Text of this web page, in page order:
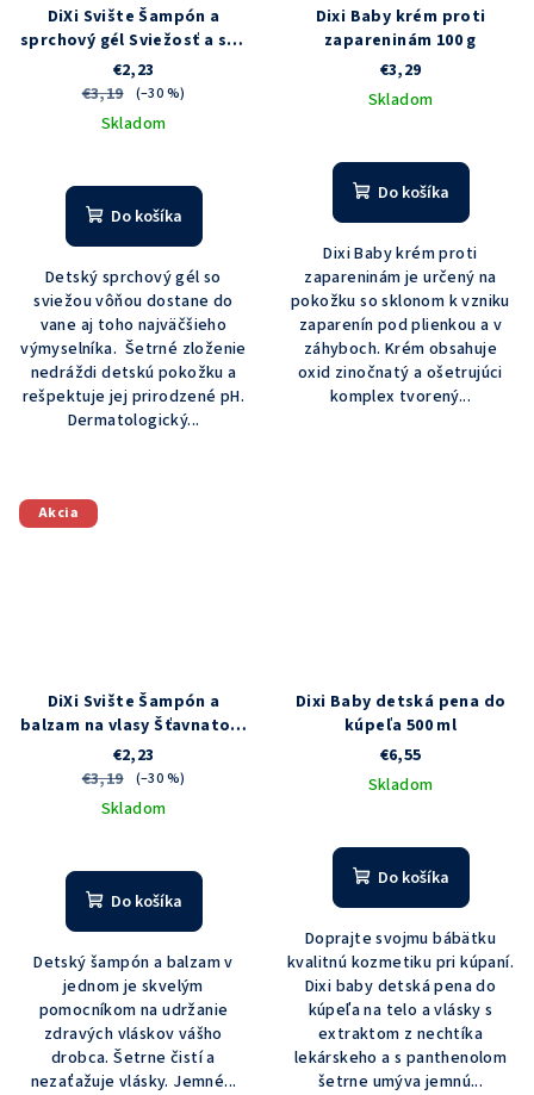
DiXi Svište Šampón a
sprchový gél Sviežosť a sila
hôr 250 ml
€2,23
€3,19
(–30 %)
Skladom
hodnotenie
produktu
z
5
hviezdičiek.
Do košíka
Detský sprchový gél so
sviežou vôňou dostane do
vane aj toho najväčšieho
výmyselníka. Šetrné zloženie
nedráždi detskú pokožku a
rešpektuje jej prirodzené pH.
Dermatologický...
Dixi Baby krém proti
zapareninám 100 g
€3,29
Skladom
hodnotenie
produktu
z
5
hviezdičiek.
Do košíka
Dixi Baby krém proti
zapareninám je určený na
pokožku so sklonom k vzniku
zaparenín pod plienkou a v
záhyboch. Krém obsahuje
oxid zinočnatý a ošetrujúci
komplex tvorený...
Akcia
DiXi Svište Šampón a
balzam na vlasy Šťavnatosť
jahôdok a malín 250 ml
€2,23
€3,19
(–30 %)
Skladom
Do košíka
Detský šampón a balzam v
jednom je skvelým
pomocníkom na udržanie
zdravých vláskov vášho
drobca. Šetrne čistí a
nezaťažuje vlásky. Jemné...
Dixi Baby detská pena do
kúpeľa 500 ml
€6,55
Skladom
hodnotenie
produktu
z
5
hviezdičiek.
Do košíka
Doprajte svojmu bábätku
kvalitnú kozmetiku pri kúpaní.
Dixi baby detská pena do
kúpeľa na telo a vlásky s
extraktom z nechtíka
lekárskeho a s panthenolom
šetrne umýva jemnú...